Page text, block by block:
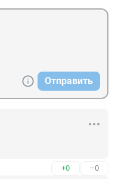
Отправить
+0 –0